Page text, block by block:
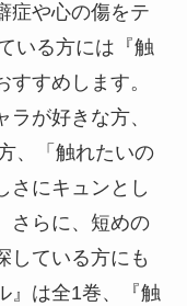
症や心の傷をテ
いる方には『触
すめします。
が好きな方、
、「触れたいの
さにキュンとし
さらに、短めの
している方にも
』は全1巻、『触